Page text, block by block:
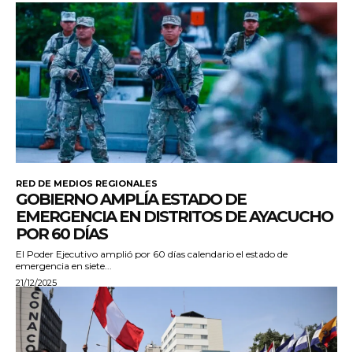
RED DE MEDIOS REGIONALES
GOBIERNO AMPLÍA ESTADO DE
EMERGENCIA EN DISTRITOS DE AYACUCHO
POR 60 DÍAS
El Poder Ejecutivo amplió por 60 días calendario el estado de
emergencia en siete...
21/12/2025